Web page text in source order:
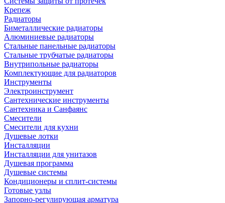
Крепеж
Радиаторы
Биметаллические радиаторы
Алюминиевые радиаторы
Стальные панельные радиаторы
Стальные трубчатые радиаторы
Внутрипольные радиаторы
Комплектующие для радиаторов
Инструменты
Электроинструмент
Сантехнические инструменты
Сантехника и Санфаянс
Смесители
Смесители для кухни
Душевые лотки
Инсталляции
Инсталляции для унитазов
Душевая программа
Душевые системы
Кондиционеры и сплит-системы
Готовые узлы
Запорно-регулирующая арматура